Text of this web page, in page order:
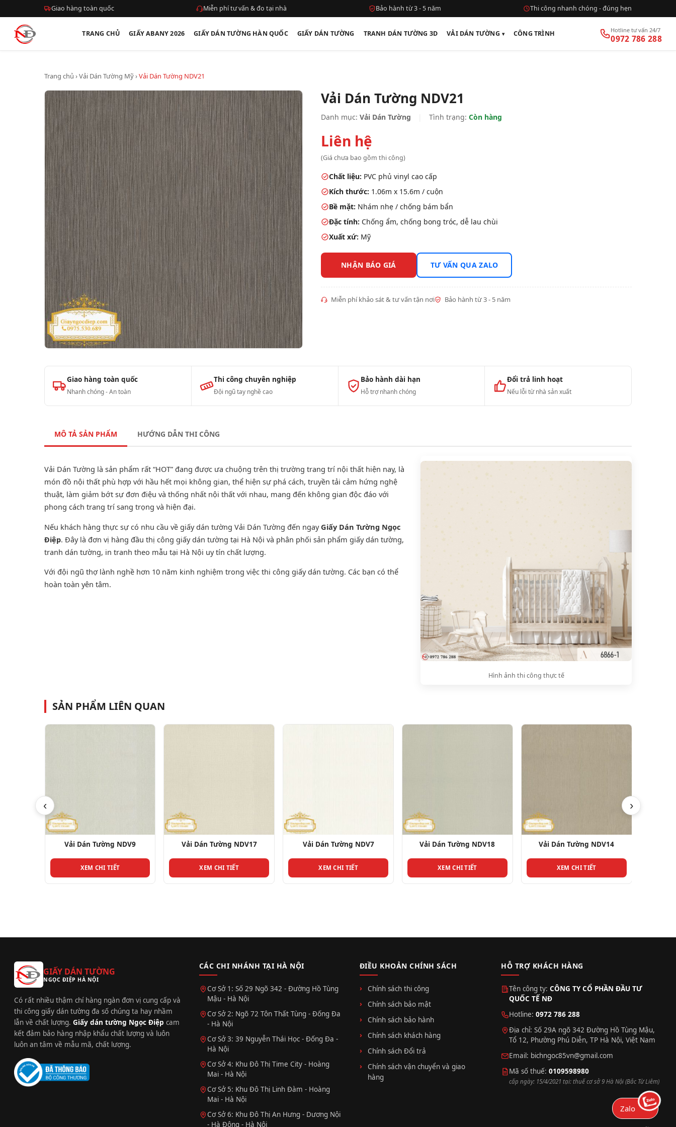
Giao hàng toàn quốc Miễn phí tư vấn & đo tại nhà Bảo hành từ 3 - 5 năm Thi công nhanh chóng - đúng hẹn
TRANG CHỦ GIẤY ABANY 2026 GIẤY DÁN TƯỜNG HÀN QUỐC GIẤY DÁN TƯỜNG TRANH DÁN TƯỜNG 3D VẢI DÁN TƯỜNG CÔNG TRÌNH Hotline tư vấn 24/7
0972 786 288
Trang chủ ›Vải Dán Tường Mỹ›Vải Dán Tường NDV21
Vải Dán Tường NDV21
Danh mục: Vải Dán Tường Tình trạng: Còn hàng
Liên hệ
(Giá chưa bao gồm thi công)
Chất liệu: PVC phủ vinyl cao cấp
Kích thước: 1.06m x 15.6m / cuộn
Bề mặt: Nhám nhẹ / chống bám bẩn
Đặc tính: Chống ẩm, chống bong tróc, dễ lau chùi
Xuất xứ: Mỹ
NHẬN BÁO GIÁ TƯ VẤN QUA ZALO
Miễn phí khảo sát & tư vấn tận nơi Bảo hành từ 3 - 5 năm
Giao hàng toàn quốc
Nhanh chóng - An toàn
Thi công chuyên nghiệp
Đội ngũ tay nghề cao
Bảo hành dài hạn
Hỗ trợ nhanh chóng
Đổi trả linh hoạt
Nếu lỗi từ nhà sản xuất
MÔ TẢ SẢN PHẨM HƯỚNG DẪN THI CÔNG
Vải Dán Tường là sản phẩm rất “HOT” đang được ưa chuộng trên thị trường trang trí nội thất hiện nay, là
món đồ nội thất phù hợp với hầu hết mọi không gian, thể hiện sự phá cách, truyền tải cảm hứng nghệ
thuật, làm giảm bớt sự đơn điệu và thống nhất nội thất với nhau, mang đến không gian độc đáo với
phong cách trang trí sang trọng và hiện đại.
Nếu khách hàng thực sự có nhu cầu về giấy dán tường Vải Dán Tường đến ngayGiấy Dán Tường Ngọc
Điệp. Đây là đơn vị hàng đầu thị công giấy dán tường tại Hà Nội và phân phối sản phẩm giấy dán tường,
tranh dán tường, in tranh theo mẫu tại Hà Nội uy tín chất lượng.
Với đội ngũ thợ lành nghề hơn 10 năm kinh nghiệm trong việc thi công giấy dán tường. Các bạn có thể
hoàn toàn yên tâm.
Hình ảnh thi công thực tế
SẢN PHẨM LIÊN QUAN
‹
Vải Dán Tường NDV9
XEM CHI TIẾT
Vải Dán Tường NDV17
XEM CHI TIẾT
Vải Dán Tường NDV7
XEM CHI TIẾT
Vải Dán Tường NDV18
XEM CHI TIẾT
Vải Dán Tường NDV14
XEM CHI TIẾT
›
GIẤY DÁN TƯỜNG
NGỌC ĐIỆP HÀ NỘI
Có rất nhiều thậm chí hàng ngàn đơn vị cung cấp và
thi công giấy dán tường đa số chúng ta hay nhầm
lẫn về chất lượng. Giấy dán tường Ngọc Điệp cam
kết đảm bảo hàng nhập khẩu chất lượng và luôn
luôn an tâm về mẫu mã, chất lượng.
CÁC CHI NHÁNH TẠI HÀ NỘI
Cơ Sở 1: Số 29 Ngõ 342 - Đường Hồ Tùng
Mậu - Hà Nội
Cơ Sở 2: Ngõ 72 Tôn Thất Tùng - Đống Đa
- Hà Nội
Cơ Sở 3: 39 Nguyễn Thái Học - Đống Đa -
Hà Nội
Cơ Sở 4: Khu Đô Thị Time City - Hoàng
Mai - Hà Nội
Cơ Sở 5: Khu Đô Thị Linh Đàm - Hoàng
Mai - Hà Nội
Cơ Sở 6: Khu Đô Thị An Hưng - Dương Nội
- Hà Đông - Hà Nội
ĐIỀU KHOẢN CHÍNH SÁCH
Chính sách thi công
Chính sách bảo mật
Chính sách bảo hành
Chính sách khách hàng
Chính sách Đổi trả
Chính sách vận chuyển và giao
hàng
HỖ TRỢ KHÁCH HÀNG
Tên công ty:CÔNG TY CỔ PHẦN ĐẦU TƯ
QUỐC TẾ NĐ
Hotline:0972 786 288
Địa chỉ: Số 29A ngõ 342 Đường Hồ Tùng Mậu,
Tổ 12, Phường Phú Diễn, TP Hà Nội, Việt Nam
Email: bichngoc85vn@gmail.com
Mã số thuế:0109598980
cấp ngày: 15/4/2021 tại: thuế cơ sở 9 Hà Nội (Bắc Từ Liêm)
Zalo